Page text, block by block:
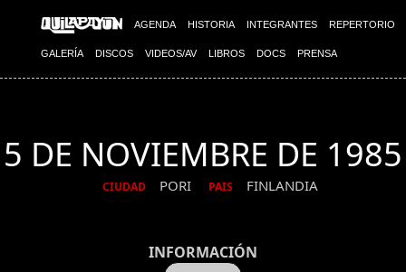
AGENDA HISTORIA INTEGRANTES REPERTORIO
GALERÍA DISCOS VIDEOS/AV LIBROS DOCS PRENSA
5 DE NOVIEMBRE DE 1985
CIUDAD PORI PAIS FINLANDIA
INFORMACIÓN